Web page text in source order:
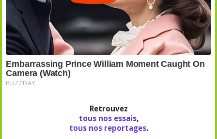
Retrouvez
tous nos essais,
tous nos reportages.